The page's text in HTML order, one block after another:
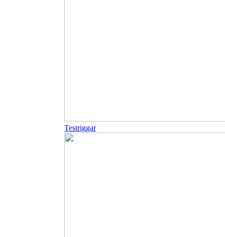
Testriggar